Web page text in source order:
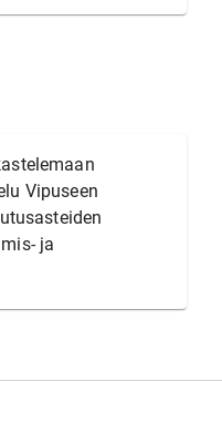
Vipuseen
ja